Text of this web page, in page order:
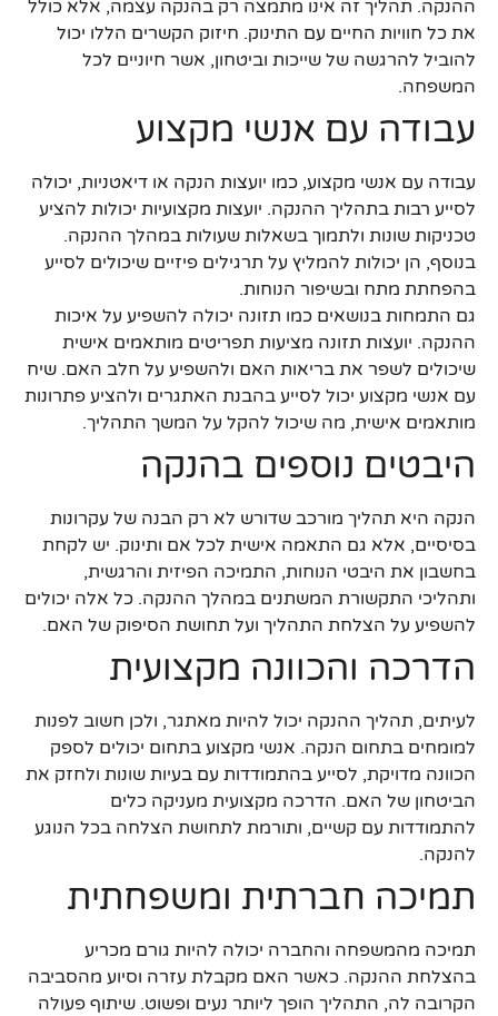
ההנקה. תהליך זה אינו מתמצה רק בהנקה עצמה, אלא כולל
את כל חוויות החיים עם התינוק. חיזוק הקשרים הללו יכול
להוביל להרגשה של שייכות וביטחון, אשר חיוניים לכל
המשפחה.
עבודה עם אנשי מקצוע
עבודה עם אנשי מקצוע, כמו יועצות הנקה או דיאטניות, יכולה
לסייע רבות בתהליך ההנקה. יועצות מקצועיות יכולות להציע
טכניקות שונות ולתמוך בשאלות שעולות במהלך ההנקה.
בנוסף, הן יכולות להמליץ על תרגילים פיזיים שיכולים לסייע
בהפחתת מתח ובשיפור הנוחות.
גם התמחות בנושאים כמו תזונה יכולה להשפיע על איכות
ההנקה. יועצות תזונה מציעות תפריטים מותאמים אישית
שיכולים לשפר את בריאות האם ולהשפיע על חלב האם. שיח
עם אנשי מקצוע יכול לסייע בהבנת האתגרים ולהציע פתרונות
מותאמים אישית, מה שיכול להקל על המשך התהליך.
היבטים נוספים בהנקה
הנקה היא תהליך מורכב שדורש לא רק הבנה של עקרונות
בסיסיים, אלא גם התאמה אישית לכל אם ותינוק. יש לקחת
בחשבון את היבטי הנוחות, התמיכה הפיזית והרגשית,
ותהליכי התקשורת המשתנים במהלך ההנקה. כל אלה יכולים
להשפיע על הצלחת התהליך ועל תחושת הסיפוק של האם.
הדרכה והכוונה מקצועית
לעיתים, תהליך ההנקה יכול להיות מאתגר, ולכן חשוב לפנות
למומחים בתחום הנקה. אנשי מקצוע בתחום יכולים לספק
הכוונה מדויקת, לסייע בהתמודדות עם בעיות שונות ולחזק את
הביטחון של האם. הדרכה מקצועית מעניקה כלים
להתמודדות עם קשיים, ותורמת לתחושת הצלחה בכל הנוגע
להנקה.
תמיכה חברתית ומשפחתית
תמיכה מהמשפחה והחברה יכולה להיות גורם מכריע
בהצלחת ההנקה. כאשר האם מקבלת עזרה וסיוע מהסביבה
הקרובה לה, התהליך הופך ליותר נעים ופשוט. שיתוף פעולה